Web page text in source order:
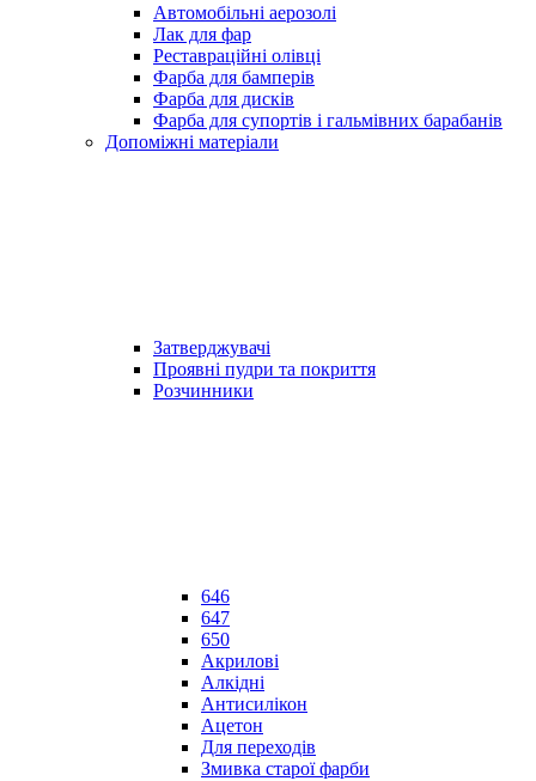
Автомобільні аерозолі
Лак для фар
Реставраційні олівці
Фарба для бамперів
Фарба для дисків
Фарба для супортів і гальмівних барабанів
Допоміжні матеріали
Затверджувачі
Проявні пудри та покриття
Розчинники
646
647
650
Акрилові
Алкідні
Антисилікон
Ацетон
Для переходів
Змивка старої фарби